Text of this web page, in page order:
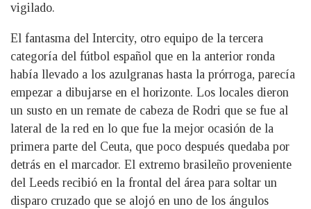
vigilado.
El fantasma del Intercity, otro equipo de la tercera
categoría del fútbol español que en la anterior ronda
había llevado a los azulgranas hasta la prórroga, parecía
empezar a dibujarse en el horizonte. Los locales dieron
un susto en un remate de cabeza de Rodri que se fue al
lateral de la red en lo que fue la mejor ocasión de la
primera parte del Ceuta, que poco después quedaba por
detrás en el marcador. El extremo brasileño proveniente
del Leeds recibió en la frontal del área para soltar un
disparo cruzado que se alojó en uno de los ángulos